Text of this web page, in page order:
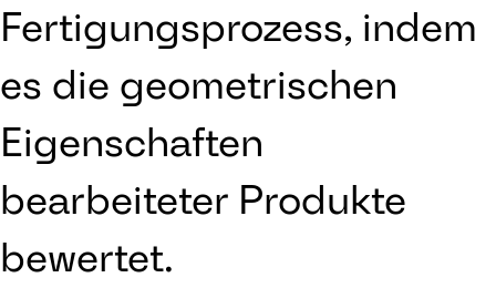
Fertigungsprozess, indem
es die geometrischen
Eigenschaften
bearbeiteter Produkte
bewertet.